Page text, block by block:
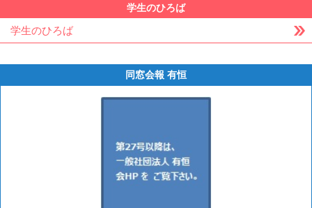
学生のひろば
学生のひろば
同窓会報 有恒